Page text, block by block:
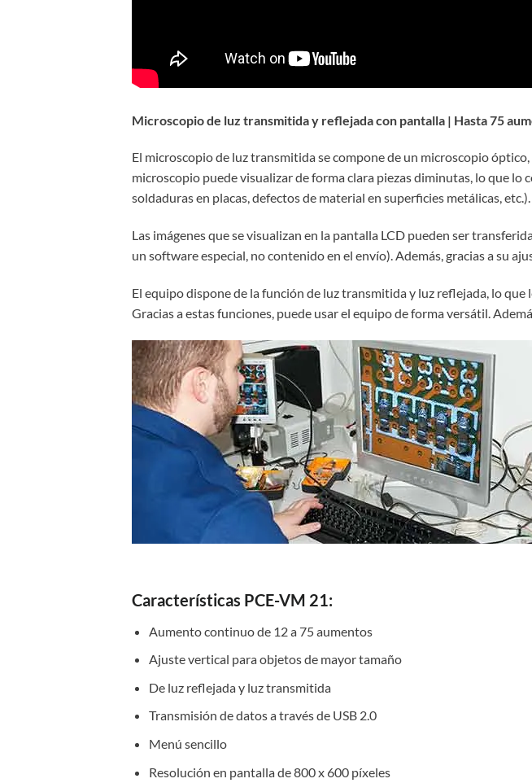
Microscopio de luz transmitida y reflejada con pantalla | Hasta 75
El microscopio de luz transmitida se compone de un microscopio
microscopio puede visualizar de forma clara piezas diminutas, lo que
soldaduras en placas, defectos de material en superficies metálicas, etc.).
Las imágenes que se visualizan en la pantalla LCD pueden ser
un software especial, no contenido en el envío). Además, gracias a su
El equipo dispone de la función de luz transmitida y luz reflejada, lo
Gracias a estas funciones, puede usar el equipo de forma versátil.
Características PCE-VM 21:
Aumento continuo de 12 a 75 aumentos
Ajuste vertical para objetos de mayor tamaño
De luz reflejada y luz transmitida
Transmisión de datos a través de USB 2.0
Menú sencillo
Resolución en pantalla de 800 x 600 píxeles